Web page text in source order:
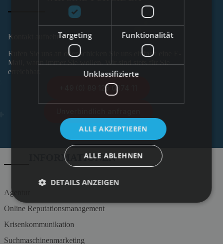
Kontakt aufnehmen
Rufen Sie uns an oder schicken Sie uns einfach eine E-
Mail, wann immer Sie wollen. Wir sind stets für Sie
erreichbar.
+49 (0) 89 125 0374 11
INFORMATIONEN
Agentur
Online Reputationsmanagement
Krisenkommunikation
Suchmaschinenmarketing
Targeting Funktionalität
Unklassifizierte
ALLE AKZEPTIEREN
ALLE ABLEHNEN
DETAILS ANZEIGEN